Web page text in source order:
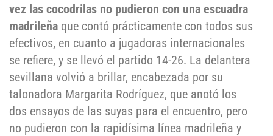
vez las cocodrilas no pudieron con una escuadra
madrileña que contó prácticamente con todos sus
efectivos, en cuanto a jugadoras internacionales
se refiere, y se llevó el partido 14-26. La delantera
sevillana volvió a brillar, encabezada por su
talonadora Margarita Rodríguez, que anotó los
dos ensayos de las suyas para el encuentro, pero
no pudieron con la rapidísima línea madrileña y